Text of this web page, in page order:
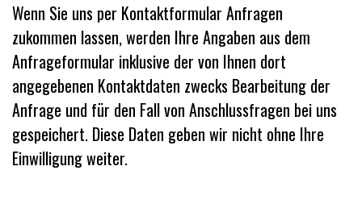
Wenn Sie uns per Kontaktformular Anfragen
zukommen lassen, werden Ihre Angaben aus dem
Anfrageformular inklusive der von Ihnen dort
angegebenen Kontaktdaten zwecks Bearbeitung der
Anfrage und für den Fall von Anschlussfragen bei uns
gespeichert. Diese Daten geben wir nicht ohne Ihre
Einwilligung weiter.